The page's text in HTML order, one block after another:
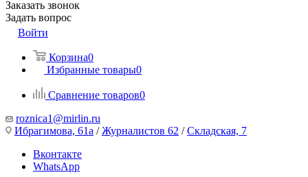
Заказать звонок
Задать вопрос
Войти
Корзина0
Избранные товары0
Сравнение товаров0
roznica1@mirlin.ru
Ибрагимова, 61а /Журналистов 62 /Складская, 7
Вконтакте
WhatsApp